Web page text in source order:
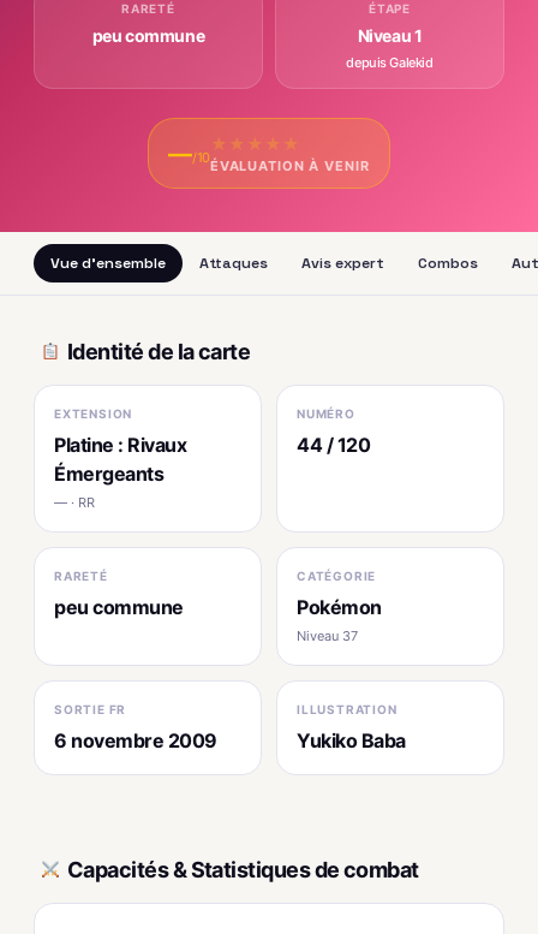
RARETÉ
peu commune
ÉTAPE
Niveau 1
depuis Galekid
—/10
★ ★ ★ ★ ★
ÉVALUATION À VENIR
Vue d'ensemble Attaques Avis expert Combos
Identité de la carte
EXTENSION
Platine : Rivaux
Émergeants
— · RR
NUMÉRO
44 / 120
RARETÉ
peu commune
CATÉGORIE
Pokémon
Niveau 37
SORTIE FR
6 novembre 2009
ILLUSTRATION
Yukiko Baba
Capacités & Statistiques de combat